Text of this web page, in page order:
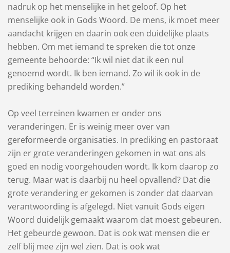
nadruk op het menselijke in het geloof. Op het
menselijke ook in Gods Woord. De mens, ik moet meer
aandacht krijgen en daarin ook een duidelijke plaats
hebben. Om met iemand te spreken die tot onze
gemeente behoorde: “Ik wil niet dat ik een nul
genoemd wordt. Ik ben iemand. Zo wil ik ook in de
prediking behandeld worden.”
Op veel terreinen kwamen er onder ons
veranderingen. Er is weinig meer over van
gereformeerde organisaties. In prediking en pastoraat
zijn er grote veranderingen gekomen in wat ons als
goed en nodig voorgehouden wordt. Ik kom daarop zo
terug. Maar wat is daarbij nu heel opvallend? Dat die
grote verandering er gekomen is zonder dat daarvan
verantwoording is afgelegd. Niet vanuit Gods eigen
Woord duidelijk gemaakt waarom dat moest gebeuren.
Het gebeurde gewoon. Dat is ook wat mensen die er
zelf blij mee zijn wel zien. Dat is ook wat